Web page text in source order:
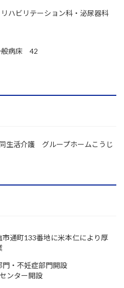
ハビリテーション科・泌尿器科
般病床 42
生活介護 グループホームこうじ
市通町133番地に米本仁により厚
門・不妊症部門開設
ンター開設